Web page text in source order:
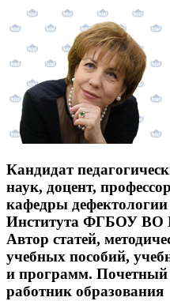
Кандидат
наук, доцент, профессор
кафедры дефектологии
Института ФГБОУ
Автор статей,
учебных пособий,
и программ. Почетный
работник образования